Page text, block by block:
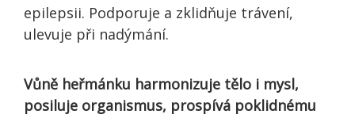
epilepsii. Podporuje a zklidňuje trávení,
ulevuje při nadýmání.
Vůně heřmánku harmonizuje tělo i mysl,
posiluje organismus, prospívá poklidnému